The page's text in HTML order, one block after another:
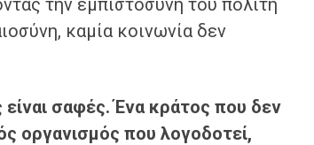
την εμπιστοσύνη του πολίτη
καμία κοινωνία δεν
σαφές. Ένα κράτος που δεν
οργανισμός που λογοδοτεί,